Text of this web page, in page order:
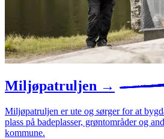
Miljøpatruljen →
Miljøpatruljen er ute og sørger for at
plass på badeplasser, grøntområder og
kommune.